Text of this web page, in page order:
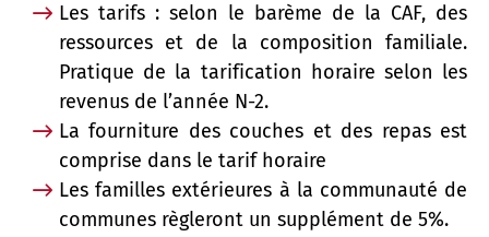
Les tarifs : selon le barème de la CAF, des
ressources et de la composition familiale.
Pratique de la tarification horaire selon les
revenus de l’année N-2.
La fourniture des couches et des repas est
comprise dans le tarif horaire
Les familles extérieures à la communauté de
communes règleront un supplément de 5%.